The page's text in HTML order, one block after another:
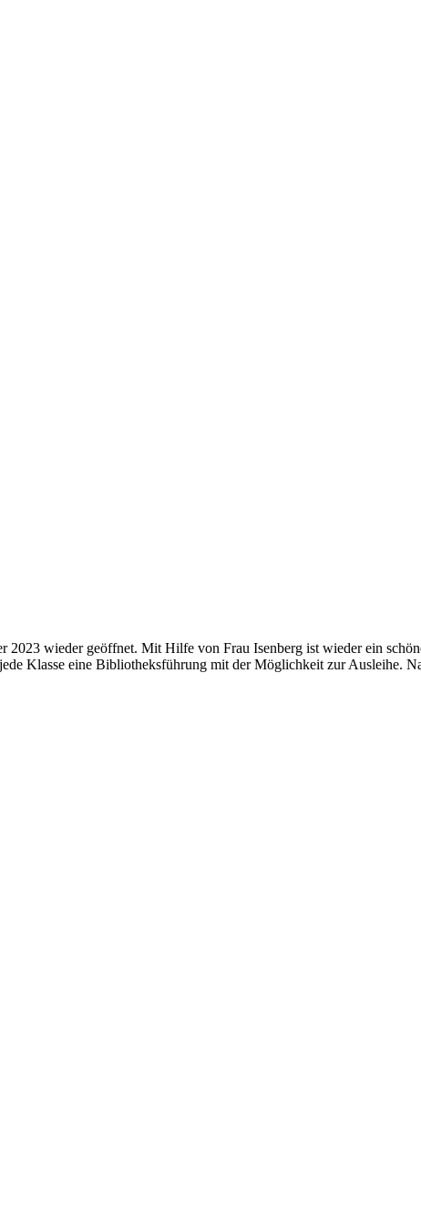
wieder geöffnet. Mit Hilfe von Frau Isenberg ist wieder ein
Klasse eine Bibliotheksführung mit der Möglichkeit zur Ausleihe.